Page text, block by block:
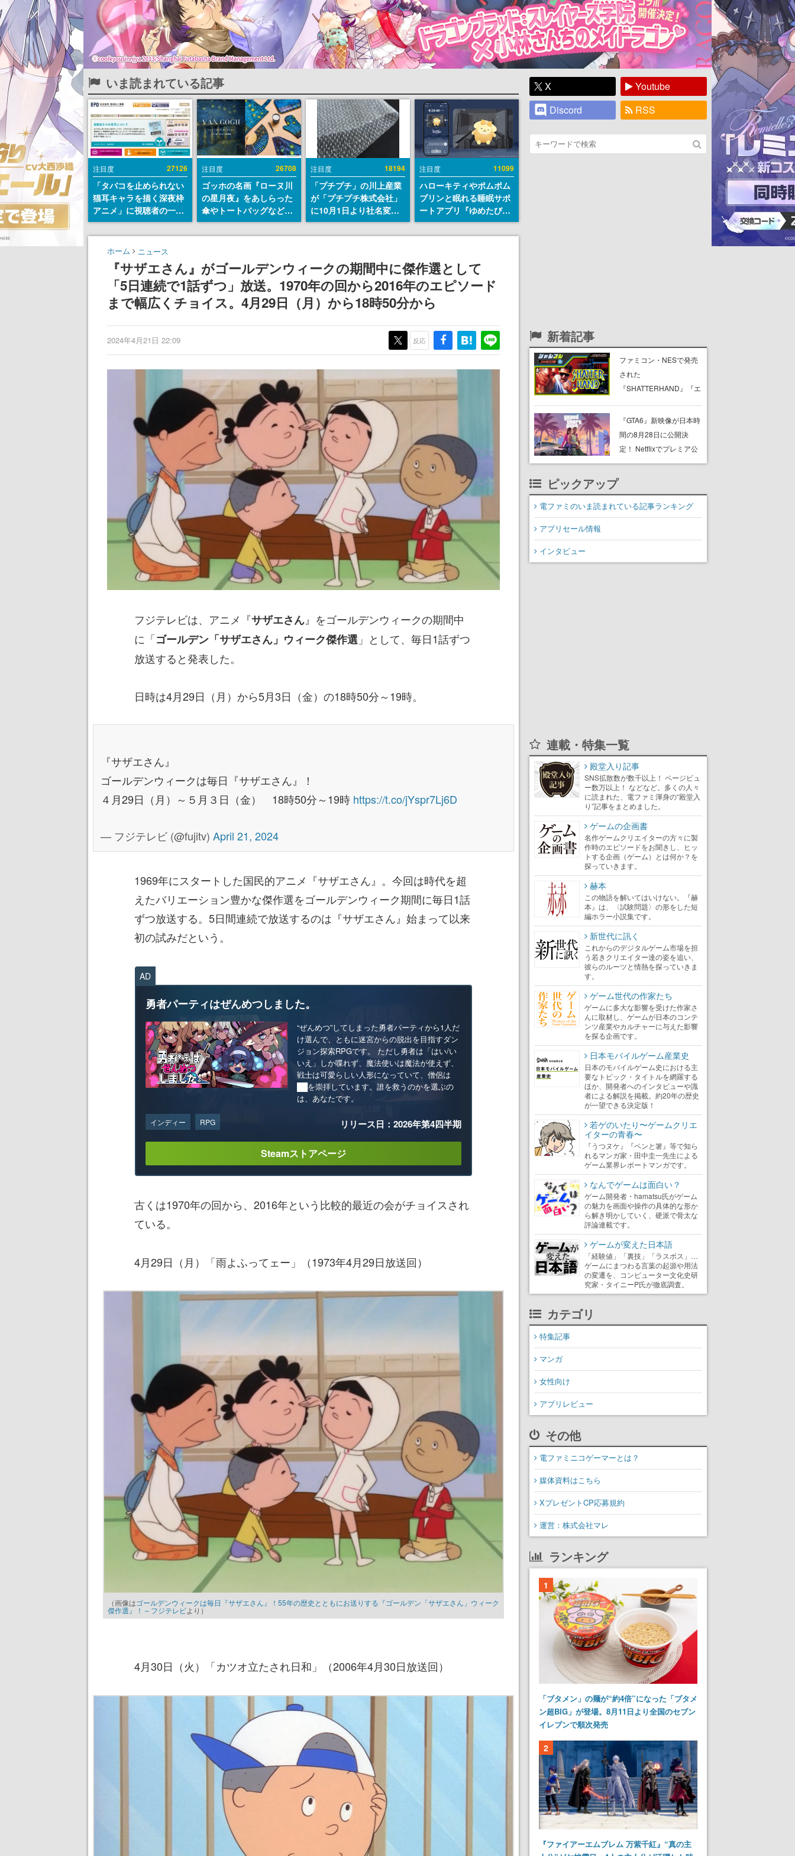
いま読まれている記事
注目度 27126
「タバコを止められない
猫耳キャラを描く深夜枠
アニメ」に視聴者の一部
から批判意見。違法薬物
の使用と思わしき描写も
含めて、BPOが議論を交
注目度 26708
ゴッホの名画『ローヌ川
の星月夜』をあしらった
傘やトートバッグなどが
登場。8月7日21時より2
日間限定で予約販売
注目度 18194
「プチプチ」の川上産業
が「プチプチ株式会社」
に10月1日より社名変更
へ。創業58年で初めての
変更で、“プチッ”と鳴る
注目度 11099
ハローキティやポムポム
プリンと眠れる睡眠サポ
ートアプリ『ゆめたび』
が配信中。キャラごとの
ASMRや目覚ましアラー
ホーム ニュース
『サザエさん』がゴールデンウィークの期間中に傑作選として
「5日連続で1話ずつ」放送。1970年の回から2016年のエピソード
まで幅広くチョイス。4月29日（月）から18時50分から
2024年4月21日 22:09 反応
フジテレビは、アニメ『サザエさん』をゴールデンウィークの期間中
に「ゴールデン「サザエさん」ウィーク傑作選 」として、毎日1話ずつ
放送すると発表した。
日時は4月29日（月）から5月3日（金）の18時50分～19時。
『サザエさん』
ゴールデンウィークは毎日『サザエさん』！
４月29日（月）～５月３日（金） 18時50分～19時 https://t.co/jYspr7Lj6D
— フジテレビ (@fujitv) April 21, 2024
1969年にスタートした国民的アニメ『サザエさん』。今回は時代を超
えたバリエーション豊かな傑作選をゴールデンウィーク期間に毎日1話
ずつ放送する。5日間連続で放送するのは『サザエさん』始まって以来
初の試みだという。
AD
勇者パーティはぜんめつしました。
“ぜんめつ”してしまった勇者パーティから1人だ
け選んで、ともに迷宮からの脱出を目指すダン
ジョン探索RPGです。 ただし勇者は「はい/い
いえ」しか喋れず、魔法使いは魔法が使えず、
戦士は可愛らしい人形になっていて、僧侶は
██を崇拝しています。誰を救うのかを選ぶの
は、あなたです。
インディー RPG リリース日：2026年第4四半期
Steamストアページ
古くは1970年の回から、2016年という比較的最近の会がチョイスされ
ている。
4月29日（月）「雨よふってェー」（1973年4月29日放送回）
（画像はゴールデンウィークは毎日『サザエさん』！55年の歴史とともにお送りする『ゴールデン「サザエさん」ウィーク
傑作選』！ – フジテレビより）
4月30日（火）「カツオ立たされ日和」（2006年4月30日放送回）
X
Youtube
Discord
RSS
新着記事
ファミコン・NESで発売
された
『SHATTERHAND』『エ
『ふしぎなブロビー ブロ
バニアの危機』が
Nintendo Switchで復刻。
『GTA6』新映像が日本時
間の8月28日に公開決
定！ Netflixでプレミア公
開後、YouTubeや公式サ
ピックアップ
電ファミのいま読まれている記事ランキング
アプリセール情報
インタビュー
連載・特集一覧
殿堂入り記事
SNS拡散数が数千以上！ ページビュ
ー数万以上！ などなど。多くの人々
に読まれた、電ファミ渾身の“殿堂入
り”記事をまとめました。
ゲームの企画書
名作ゲームクリエイターの方々に製
作時のエピソードをお聞きし、ヒッ
トする企画（ゲーム）とは何か？を
探っていきます。
赫本
この物語を解いてはいけない。『赫
本』は、〈試験問題〉の形をした短
編ホラー小説集です。
新世代に訊く
これからのデジタルゲーム市場を担
う若きクリエイター達の姿を追い、
彼らのルーツと情熱を探っていきま
す。
ゲーム世代の作家たち
ゲームに多大な影響を受けた作家さ
んに取材し、ゲームが日本のコンテ
ンツ産業やカルチャーに与えた影響
を探る企画です。
日本モバイルゲーム産業史
日本のモバイルゲーム史における主
要なトピック・タイトルを網羅する
ほか、開発者へのインタビューや識
者による解説を掲載。約20年の歴史
が一望できる決定版！
若ゲのいたり〜ゲームクリエ
イターの青春〜
『うつヌケ』『ペンと箸』等で知ら
れるマンガ家・田中圭一先生による
ゲーム業界レポートマンガです。
なんでゲームは面白い？
ゲーム開発者・hamatsu氏がゲーム
の魅力を画面や操作の具体的な形か
ら解き明かしていく、硬派で骨太な
評論連載です。
ゲームが変えた日本語
「経験値」「裏技」「ラスボス」…
ゲームにまつわる言葉の起源や用法
の変遷を、コンピューター文化史研
究家・タイニーP氏が徹底調査。
カテゴリ
特集記事
マンガ
女性向け
アプリレビュー
その他
電ファミニコゲーマーとは？
媒体資料はこちら
XプレゼントCP応募規約
運営：株式会社マレ
ランキング
1
「ブタメン」の麺が“約4倍”になった「ブタメ
ン超BIG」が登場。8月11日より全国のセブン
イレブンで順次発売
2
『ファイアーエムブレム 万紫千紅』“真の主